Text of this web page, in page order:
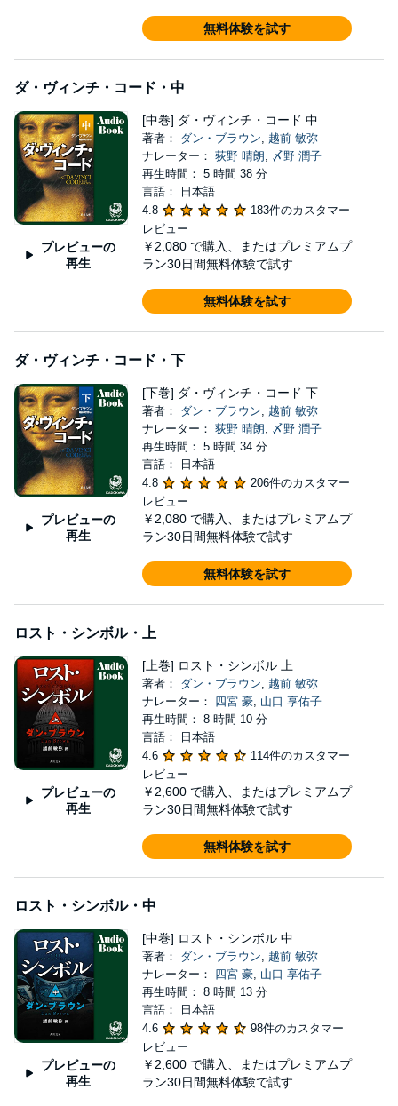
無料体験を試す
ダ・ヴィンチ・コード・中
プレビューの
再生
[中巻] ダ・ヴィンチ・コード 中
著者： ダン・ブラウン, 越前 敏弥
ナレーター： 荻野 晴朗, 〆野 潤子
再生時間： 5 時間 38 分
言語： 日本語
4.8
183件のカスタマー
レビュー
￥2,080 で購入、またはプレミアムプ
ラン30日間無料体験で試す
無料体験を試す
ダ・ヴィンチ・コード・下
プレビューの
再生
[下巻] ダ・ヴィンチ・コード 下
著者： ダン・ブラウン, 越前 敏弥
ナレーター： 荻野 晴朗, 〆野 潤子
再生時間： 5 時間 34 分
言語： 日本語
4.8
206件のカスタマー
レビュー
￥2,080 で購入、またはプレミアムプ
ラン30日間無料体験で試す
無料体験を試す
ロスト・シンボル・上
プレビューの
再生
[上巻] ロスト・シンボル 上
著者： ダン・ブラウン, 越前 敏弥
ナレーター： 四宮 豪, 山口 享佑子
再生時間： 8 時間 10 分
言語： 日本語
4.6
114件のカスタマー
レビュー
￥2,600 で購入、またはプレミアムプ
ラン30日間無料体験で試す
無料体験を試す
ロスト・シンボル・中
プレビューの
再生
[中巻] ロスト・シンボル 中
著者： ダン・ブラウン, 越前 敏弥
ナレーター： 四宮 豪, 山口 享佑子
再生時間： 8 時間 13 分
言語： 日本語
4.6
98件のカスタマー
レビュー
￥2,600 で購入、またはプレミアムプ
ラン30日間無料体験で試す